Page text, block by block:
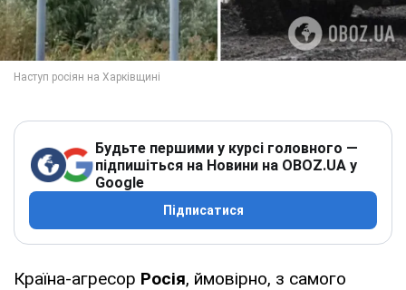
Будьте першими у курсі головного —
підпишіться на Новини на OBOZ.UA у
Google
Підписатися
Країна-агресор Росія, ймовірно, з самого